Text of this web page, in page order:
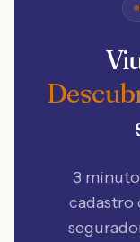
3
cadastro